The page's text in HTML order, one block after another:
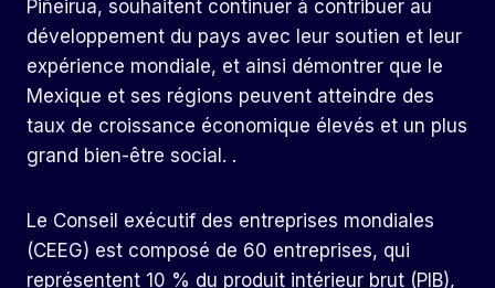
Piñeirua, souhaitent continuer à contribuer au
développement du pays avec leur soutien et leur
expérience mondiale, et ainsi démontrer que le
Mexique et ses régions peuvent atteindre des
taux de croissance économique élevés et un plus
grand bien-être social. .
Le Conseil exécutif des entreprises mondiales
(CEEG) est composé de 60 entreprises, qui
représentent 10 % du produit intérieur brut (PIB),